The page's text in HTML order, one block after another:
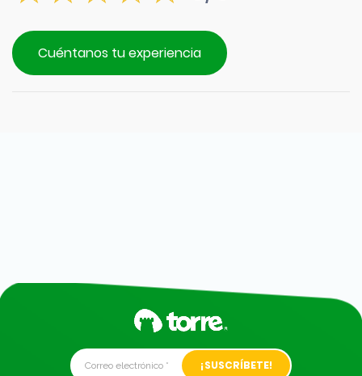
Cuéntanos tu experiencia
Alternative: